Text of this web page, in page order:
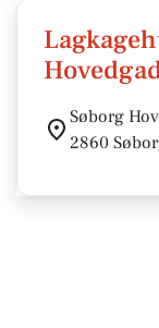
Søborg
2860